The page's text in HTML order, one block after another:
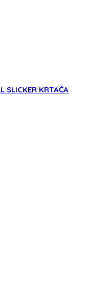
SLICKER KRTAČA